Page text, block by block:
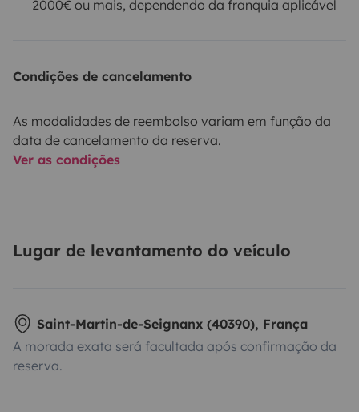
2000€ ou mais, dependendo da franquia aplicável
Condições de cancelamento
As modalidades de reembolso variam em função da
data de cancelamento da reserva.
Ver as condições
Lugar de levantamento do veículo
Saint-Martin-de-Seignanx (40390), França
A morada exata será facultada após confirmação da
reserva.